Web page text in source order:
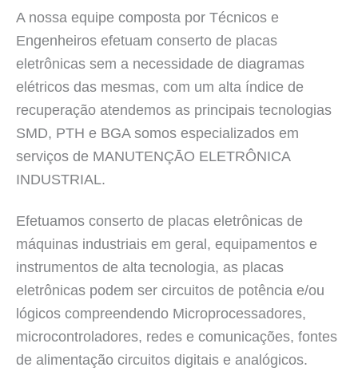
A nossa equipe composta por Técnicos e
Engenheiros efetuam conserto de placas
eletrônicas sem a necessidade de diagramas
elétricos das mesmas, com um alta índice de
recuperação atendemos as principais tecnologias
SMD, PTH e BGA somos especializados em
serviços de MANUTENÇĀO ELETRÔNICA
INDUSTRIAL.
Efetuamos conserto de placas eletrônicas de
máquinas industriais em geral, equipamentos e
instrumentos de alta tecnologia, as placas
eletrônicas podem ser circuitos de potência e/ou
lógicos compreendendo Microprocessadores,
microcontroladores, redes e comunicações, fontes
de alimentação circuitos digitais e analógicos.